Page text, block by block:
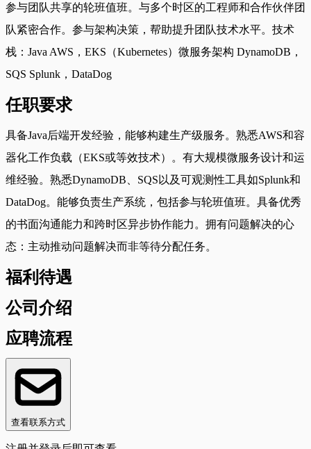
参与团队共享的轮班值班。与多个时区的工程师和合作伙伴团
队紧密合作。参与架构决策，帮助提升团队技术水平。技术
栈：Java AWS，EKS（Kubernetes）微服务架构 DynamoDB，
SQS Splunk，DataDog
任职要求
具备Java后端开发经验，能够构建生产级服务。熟悉AWS和容
器化工作负载（EKS或等效技术）。有大规模微服务设计和运
维经验。熟悉DynamoDB、SQS以及可观测性工具如Splunk和
DataDog。能够负责生产系统，包括参与轮班值班。具备优秀
的书面沟通能力和跨时区异步协作能力。拥有问题解决的心
态：主动推动问题解决而非等待分配任务。
福利待遇
公司介绍
应聘流程
查看联系方式